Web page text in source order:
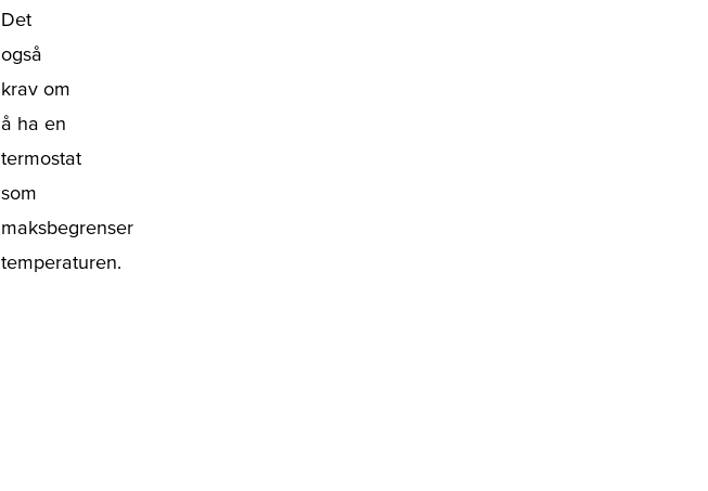
Det
også
krav om
å ha en
termostat
som
maksbegrenser
temperaturen.